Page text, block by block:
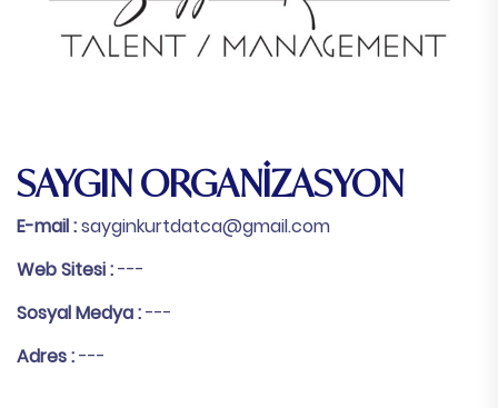
SAYGIN ORGANİZASYON
E-mail :sayginkurtdatca@gmail.com
Web Sitesi :---
Sosyal Medya :---
Adres :---